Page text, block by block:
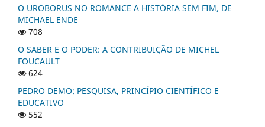
O UROBORUS NO ROMANCE A HISTÓRIA SEM FIM, DE
MICHAEL ENDE
708
O SABER E O PODER: A CONTRIBUIÇÃO DE MICHEL
FOUCAULT
624
PEDRO DEMO: PESQUISA, PRINCÍPIO CIENTÍFICO E
EDUCATIVO
552